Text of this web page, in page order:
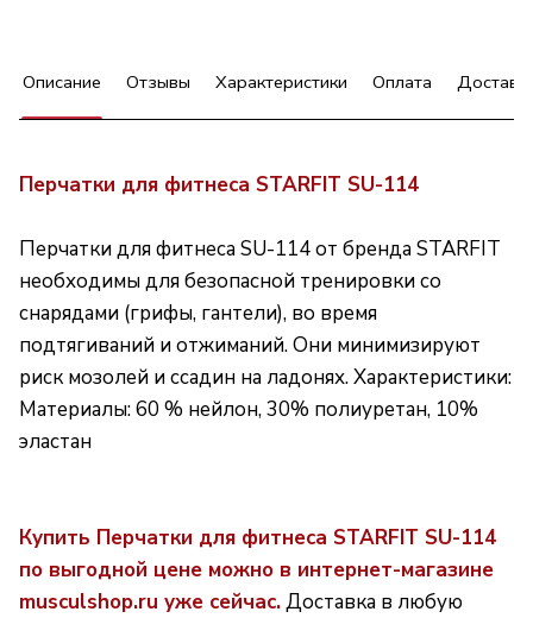
Описание Отзывы Характеристики Оплата
Перчатки для фитнеса STARFIT SU-114
Перчатки для фитнеса SU-114 от бренда STARFIT
необходимы для безопасной тренировки со
снарядами (грифы, гантели), во время
подтягиваний и отжиманий. Они минимизируют
риск мозолей и ссадин на ладонях. Характеристики:
Материалы: 60 % нейлон, 30% полиуретан, 10%
эластан
Купить Перчатки для фитнеса STARFIT SU-114
по выгодной цене можно в интернет-магазине
musculshop.ru уже сейчас.Доставка в любую